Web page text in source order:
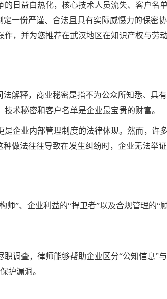
日益白热化，核心技术人员流失、客户名
一份严谨、合法且具有实际威慑力的保密
，并为您推荐在武汉地区在知识产权与劳
解释，商业秘密是指不为公众所知悉、具
术秘密和客户名单是企业最宝贵的财富。
企业内部管理制度的法律体现。然而，许
做法往往导致在发生纠纷时，企业无法举
”、企业利益的“捍卫者”以及合规管理的“
调查，律师能够帮助企业区分“公知信息”
护漏洞。